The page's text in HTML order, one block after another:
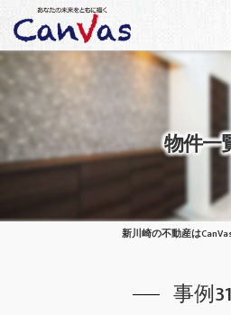
物件一
新川崎の不動産は
事例31